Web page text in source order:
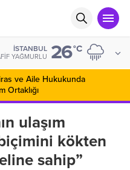
İSTANBUL
YAĞMURLU 26°C
ve Aile Hukukunda
Ortaklığı
ulaşım
kökten
sahip”